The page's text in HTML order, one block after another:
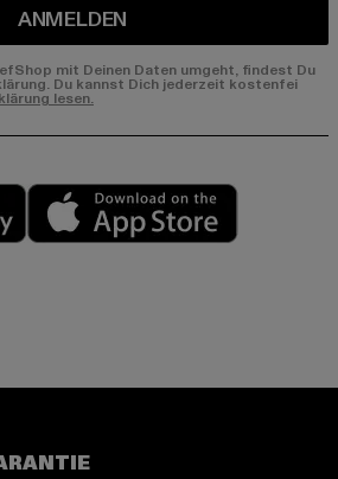
ANMELDEN
mit Deinen Daten umgeht, findest Du
Du kannst Dich jederzeit kostenfei
lesen.
Play market
page:page:
YouTube channel: